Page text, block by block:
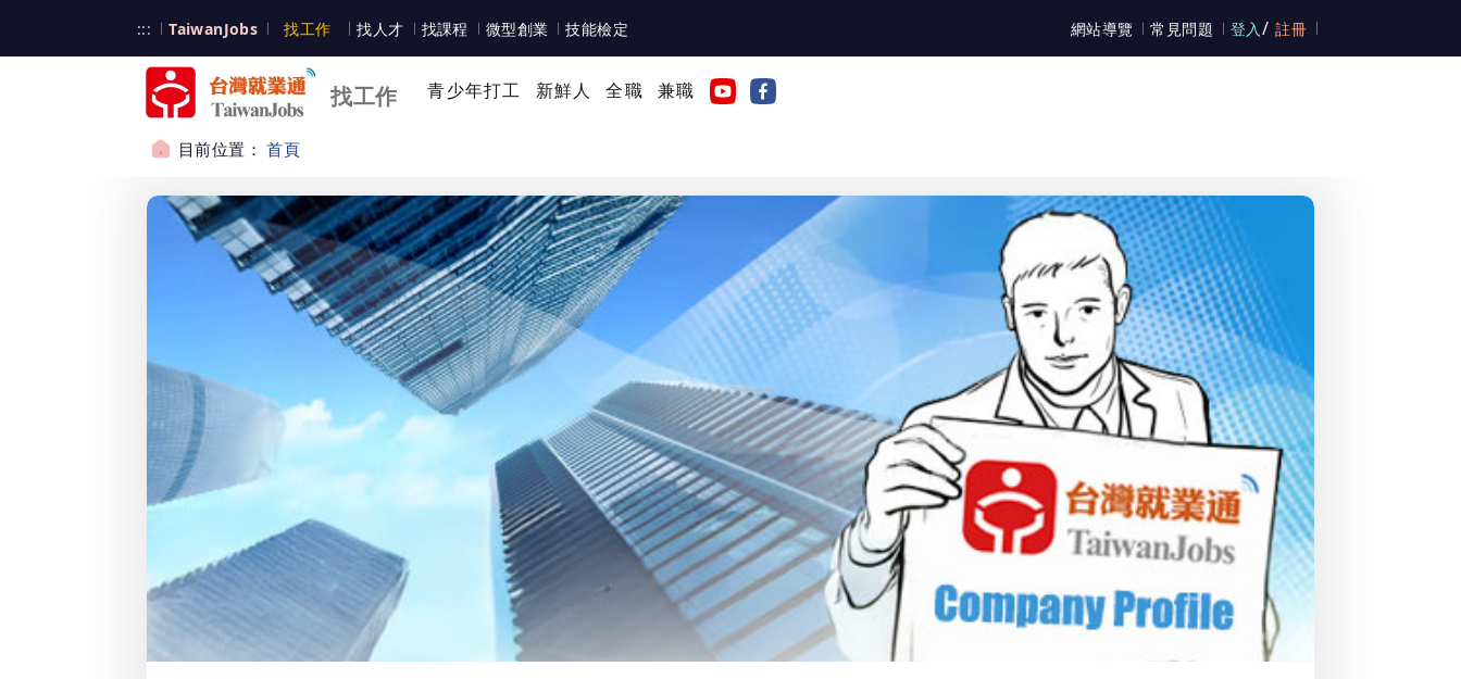
::: TaiwanJobs 台灣就業通
找工作 台灣就業通
找人才 找課程 微型創業 技能檢定 網站導覽 常見問題 登入 / 註冊
找工作 青少年打工 新鮮人 全職 兼職
目前位置：首頁